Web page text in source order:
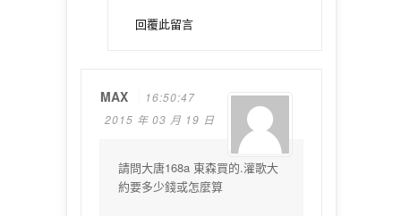
回覆此留言
MAX
16:50:47
2015 年 03 月 19 日
請問大唐168a 東森買的.灌歌大
約要多少錢或怎麼算